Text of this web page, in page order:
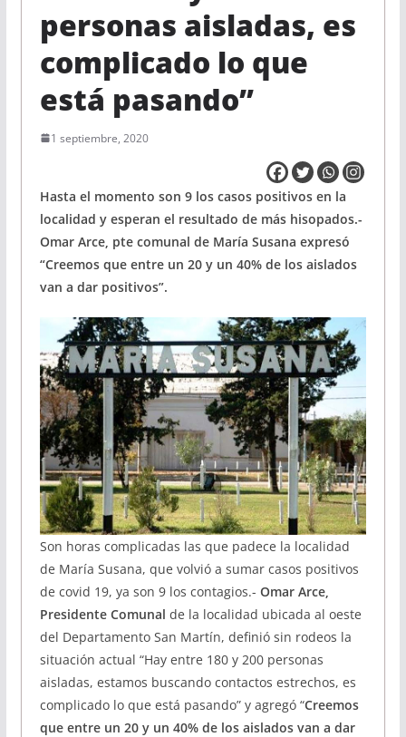
personas aisladas, es
complicado lo que
está pasando”
1 septiembre, 2020
Hasta el momento son 9 los casos positivos en la
localidad y esperan el resultado de más hisopados.-
Omar Arce, pte comunal de María Susana expresó
“Creemos que entre un 20 y un 40% de los aislados
van a dar positivos”.
Son horas complicadas las que padece la localidad
de María Susana, que volvió a sumar casos positivos
de covid 19, ya son 9 los contagios.- Omar Arce,
Presidente Comunal de la localidad ubicada al oeste
del Departamento San Martín, definió sin rodeos la
situación actual “Hay entre 180 y 200 personas
aisladas, estamos buscando contactos estrechos, es
complicado lo que está pasando” y agregó “Creemos
que entre un 20 y un 40% de los aislados van a dar